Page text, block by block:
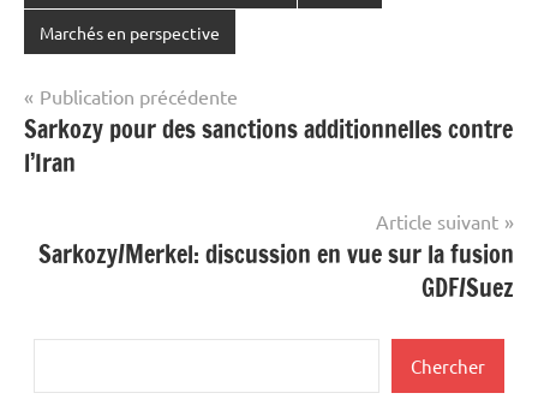
Marchés en perspective
Navigation
de
l’article
Publication précédente
Sarkozy pour des sanctions additionnelles contre
l’Iran
Article suivant
Sarkozy/Merkel: discussion en vue sur la fusion
GDF/Suez
Chercher